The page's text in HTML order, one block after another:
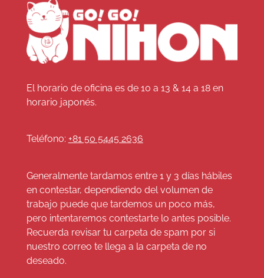
El horario de oficina es de 10 a 13 & 14 a 18 en
horario japonés.
Teléfono: +81 50 5445 2636
Generalmente tardamos entre 1 y 3 días hábiles
en contestar, dependiendo del volumen de
trabajo puede que tardemos un poco más,
pero intentaremos contestarte lo antes posible.
Recuerda revisar tu carpeta de spam por si
nuestro correo te llega a la carpeta de no
deseado.